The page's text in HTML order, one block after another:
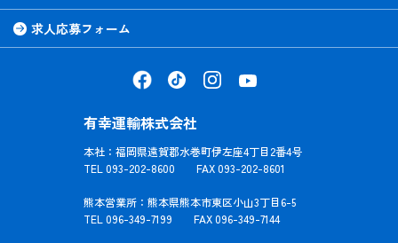
求人応募フォーム
有幸運輸株式会社
本社：福岡県遠賀郡水巻町伊左座4丁目2番4号
TEL 093-202-8600 FAX 093-202-8601
熊本営業所：熊本県熊本市東区小山3丁目6-5
TEL 096-349-7199 FAX 096-349-7144